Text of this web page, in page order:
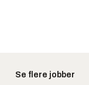
Se flere jobber